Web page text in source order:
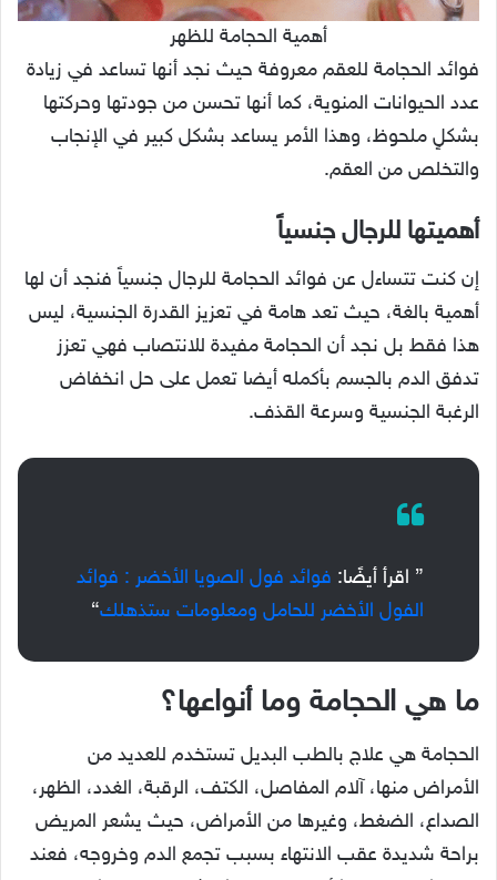
أهمية الحجامة للظهر
فوائد الحجامة للعقم معروفة حيث نجد أنها تساعد في زيادة
عدد الحيوانات المنوية، كما أنها تحسن من جودتها وحركتها
بشكلٍ ملحوظ، وهذا الأمر يساعد بشكل كبير في الإنجاب
والتخلص من العقم.
أهميتها للرجال جنسياً
إن كنت تتساءل عن فوائد الحجامة للرجال جنسياً فنجد أن لها
أهمية بالغة، حيث تعد هامة في تعزيز القدرة الجنسية، ليس
هذا فقط بل نجد أن الحجامة مفيدة للانتصاب فهي تعزز
تدفق الدم بالجسم بأكمله أيضا تعمل على حل انخفاض
الرغبة الجنسية وسرعة القذف.
” اقرأ أيضًا: فوائد فول الصويا الأخضر : فوائد
الفول الأخضر للحامل ومعلومات ستذهلك“
ما هي الحجامة وما أنواعها؟
الحجامة هي علاج بالطب البديل تستخدم للعديد من
الأمراض منها، آلام المفاصل، الكتف، الرقبة، الغدد، الظهر،
الصداع، الضغط، وغيرها من الأمراض، حيث يشعر المريض
براحة شديدة عقب الانتهاء بسبب تجمع الدم وخروجه، فعند